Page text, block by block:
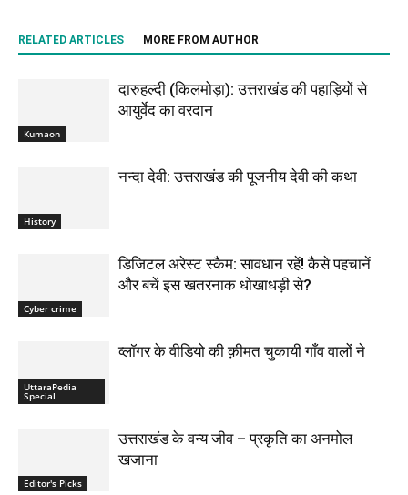
RELATED ARTICLES MORE FROM AUTHOR
Kumaon
दारुहल्दी (किलमोड़ा): उत्तराखंड की पहाड़ियों से
आयुर्वेद का वरदान
History
नन्दा देवी: उत्तराखंड की पूजनीय देवी की कथा
Cyber crime
डिजिटल अरेस्ट स्कैम: सावधान रहें! कैसे पहचानें
और बचें इस खतरनाक धोखाधड़ी से?
UttaraPedia
Special
व्लॉगर के वीडियो की क़ीमत चुकायी गाँव वालों ने
Editor's Picks
उत्तराखंड के वन्य जीव – प्रकृति का अनमोल
खजाना